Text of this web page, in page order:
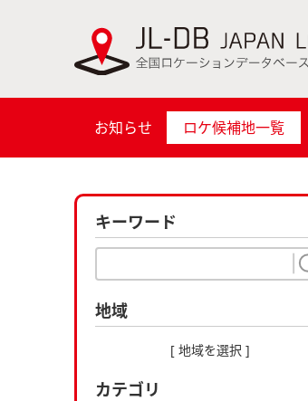
お知らせ ロケ候補地一覧
キーワード
地域
[ 地域を選択 ]
カテゴリ